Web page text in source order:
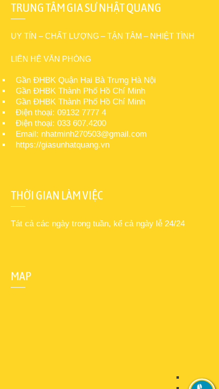
TRUNG TÂM GIA SƯ NHẬT QUANG
UY TÍN – CHẤT LƯỢNG – TẬN TÂM – NHIỆT TÌNH
LIÊN HỆ VĂN PHÒNG
Gần ĐHBK Quận Hai Bà Trưng Hà Nội
Gần ĐHBK Thành Phố Hồ Chí Minh
Gần ĐHBK Thành Phố Hồ Chí Minh
Điện thoại: 09132 7777 4
Điện thoại: 033 607.4200
Email: nhatminh270503@gmail.com
https://giasunhatquang.vn
THỜI GIAN LÀM VIỆC
Tát cả các ngày trong tuần, kể cả ngày lễ 24/24
MAP